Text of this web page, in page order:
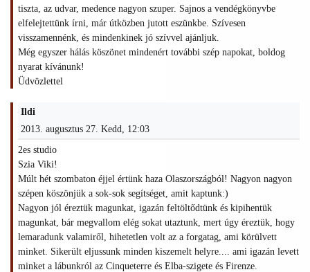
tiszta, az udvar, medence nagyon szuper. Sajnos a vendégkönyvbe
elfelejtettünk írni, már útközben jutott eszünkbe. Szívesen
visszamennénk, és mindenkinek jó szívvel ajánljuk.
Még egyszer hálás köszönet mindenért további szép napokat, boldog
nyarat kívánunk!
Üdvözlettel
Ildi
2013. augusztus 27. Kedd, 12:03
2es studio
Szia Viki!
Múlt hét szombaton éjjel értünk haza Olaszországból! Nagyon nagyon
szépen köszönjük a sok-sok segítséget, amit kaptunk:)
Nagyon jól éreztük magunkat, igazán feltöltődtünk és kipihentük
magunkat, bár megvallom elég sokat utaztunk, mert úgy éreztük, hogy
lemaradunk valamiről, hihetetlen volt az a forgatag, ami körülvett
minket. Sikerült eljussunk minden kiszemelt helyre.... ami igazán levett
minket a lábunkról az Cinqueterre és Elba-szigete és Firenze.